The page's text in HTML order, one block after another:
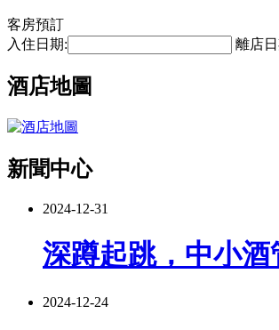
客房預訂
入住日期:
離店
酒店地圖
新聞中心
2024-12-31
深蹲起跳，中小
2024-12-24